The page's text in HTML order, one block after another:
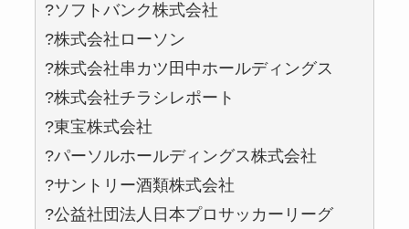
?ソフトバンク株式会社
?株式会社ローソン
?株式会社串カツ田中ホールディングス
?株式会社チラシレポート
?東宝株式会社
?パーソルホールディングス株式会社
?サントリー酒類株式会社
?公益社団法人日本プロサッカーリーグ